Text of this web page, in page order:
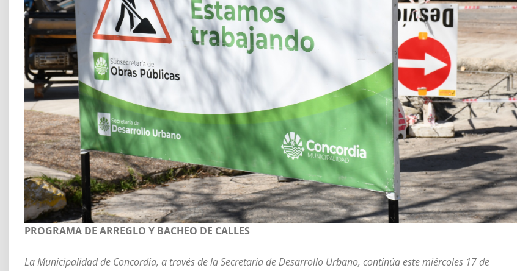
PROGRAMA DE ARREGLO Y BACHEO DE CALLES
La Municipalidad de Concordia, a través de la Secretaría de Desarrollo Urbano, continúa este miércoles 17 de